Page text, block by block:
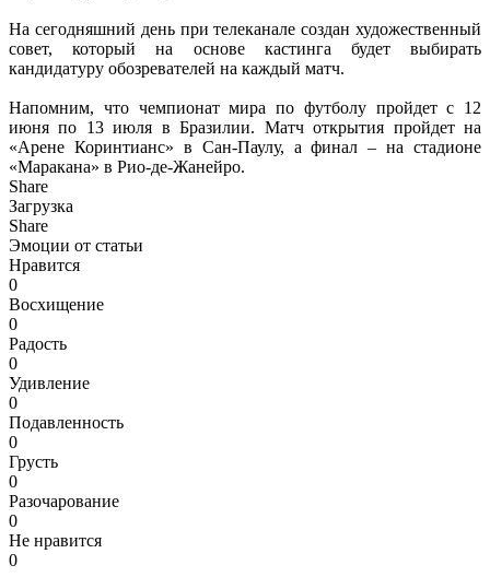
На сегодняшний день при телеканале создан художественный
совет, который на основе кастинга будет выбирать
кандидатуру обозревателей на каждый матч.
Напомним, что чемпионат мира по футболу пройдет с 12
июня по 13 июля в Бразилии. Матч открытия пройдет на
«Арене Коринтианс» в Сан-Паулу, а финал – на стадионе
«Маракана» в Рио-де-Жанейро.
Share
Загрузка
Share
Эмоции от статьи
Нравится
0
Восхищение
0
Радость
0
Удивление
0
Подавленность
0
Грусть
0
Разочарование
0
Не нравится
0